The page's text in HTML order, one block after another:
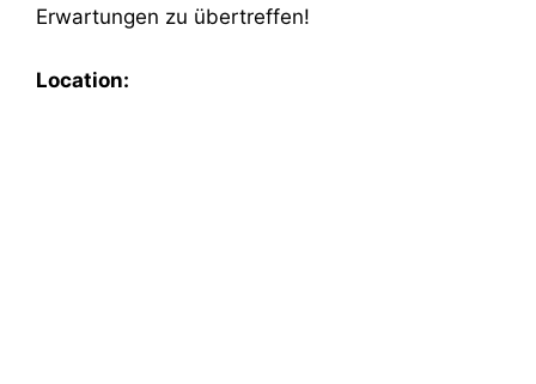
Erwartungen zu übertreffen!
Location: